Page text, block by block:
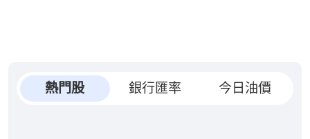
熱門股 銀行匯率 今日油價